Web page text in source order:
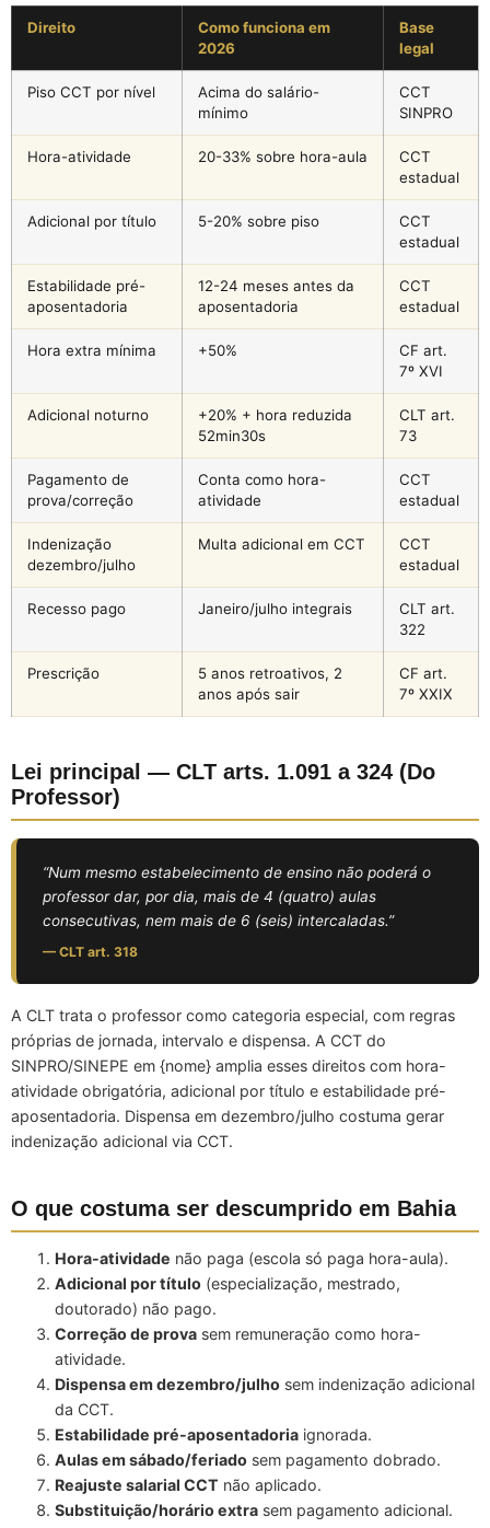
Direito
Como funciona em
2026
Base
legal
Piso CCT por nível
Acima do salário-
mínimo
CCT
SINPRO
Hora-atividade 20-33% sobre hora-aula
CCT
estadual
Adicional por título 5-20% sobre piso
CCT
estadual
Estabilidade pré-
aposentadoria
12-24 meses antes da
aposentadoria
CCT
estadual
Hora extra mínima +50%
CF art.
7º XVI
Adicional noturno
+20% + hora reduzida
52min30s
CLT art.
73
Pagamento de
prova/correção
Conta como hora-
atividade
CCT
estadual
Indenização
dezembro/julho
Multa adicional em CCT
CCT
estadual
Recesso pago Janeiro/julho integrais
CLT art.
322
Prescrição
5 anos retroativos, 2
anos após sair
CF art.
7º XXIX
Lei principal — CLT arts. 1.091 a 324 (Do
Professor)
“Num mesmo estabelecimento de ensino não poderá o
professor dar, por dia, mais de 4 (quatro) aulas
consecutivas, nem mais de 6 (seis) intercaladas.”
— CLT art. 318
A CLT trata o professor como categoria especial, com regras
próprias de jornada, intervalo e dispensa. A CCT do
SINPRO/SINEPE em {nome} amplia esses direitos com hora-
atividade obrigatória, adicional por título e estabilidade pré-
aposentadoria. Dispensa em dezembro/julho costuma gerar
indenização adicional via CCT.
O que costuma ser descumprido em Bahia
Hora-atividade não paga (escola só paga hora-aula).
Adicional por título (especialização, mestrado,
doutorado) não pago.
Correção de prova sem remuneração como hora-
atividade.
Dispensa em dezembro/julho sem indenização adicional
da CCT.
Estabilidade pré-aposentadoria ignorada.
Aulas em sábado/feriado sem pagamento dobrado.
Reajuste salarial CCT não aplicado.
Substituição/horário extra sem pagamento adicional.